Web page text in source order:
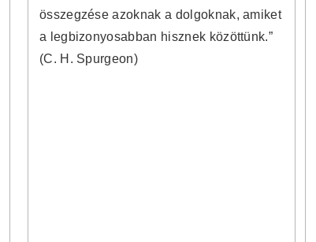
összegzése azoknak a dolgoknak, amiket
a legbizonyosabban hisznek közöttünk.”
(C. H. Spurgeon)